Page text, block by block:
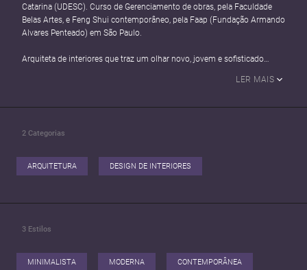
Catarina (UDESC). Curso de Gerenciamento de obras, pela Faculdade
Belas Artes, e Feng Shui contemporâneo, pela Faap (Fundação Armando
Alvares Penteado) em São Paulo.
Arquiteta de interiores que traz um olhar novo, jovem e sofisticado
LER MAIS
2 Categorias
ARQUITETURA DESIGN DE INTERIORES
3 Estilos
MINIMALISTA MODERNA CONTEMPORÂNEA